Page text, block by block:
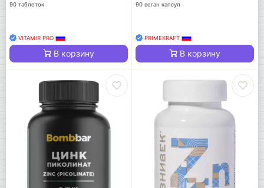
90 таблеток
VITAMIR PRO
В корзину
90 веган капсул
PRIMEKRAFT
В корзину